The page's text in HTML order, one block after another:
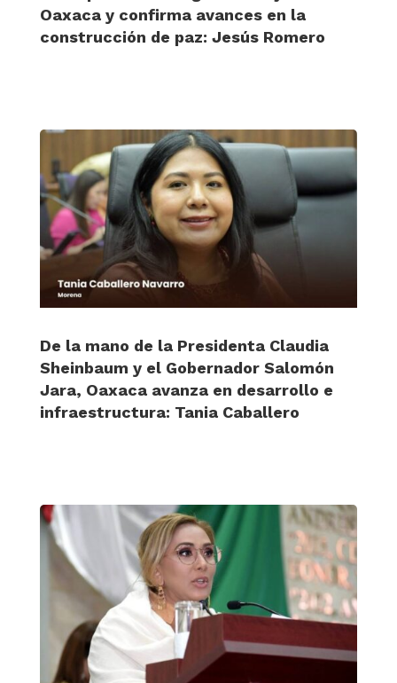
Oaxaca y confirma avances en la
construcción de paz: Jesús Romero
De la mano de la Presidenta Claudia
Sheinbaum y el Gobernador Salomón
Jara, Oaxaca avanza en desarrollo e
infraestructura: Tania Caballero